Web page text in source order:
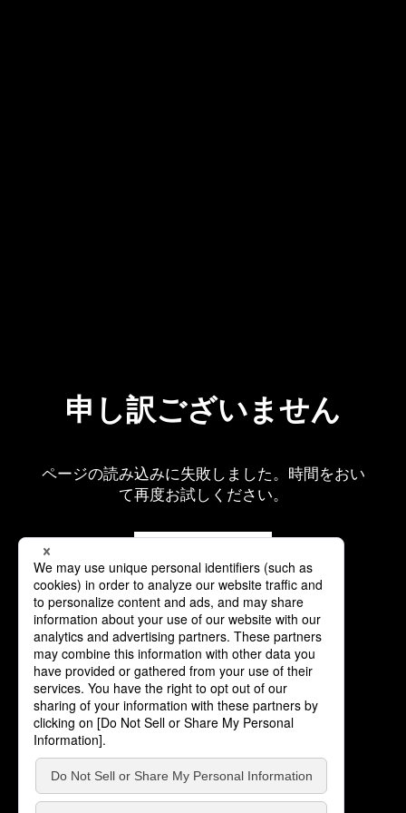
申し訳ございません
ページの読み込みに失敗しました。時間をおい
て再度お試しください。